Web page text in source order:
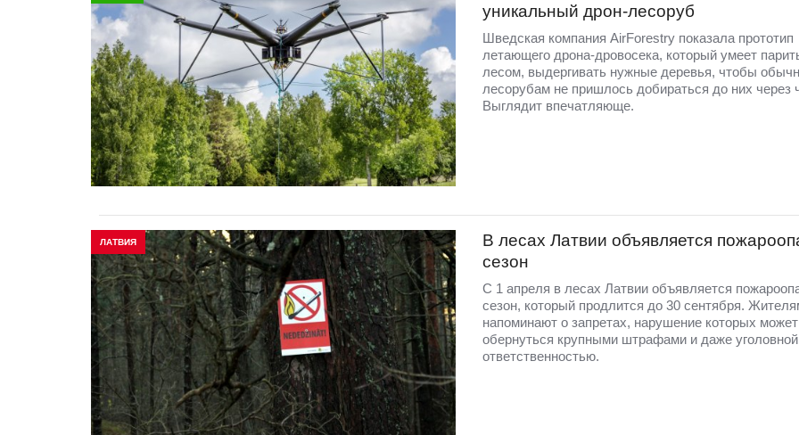
уникальный дрон-лесоруб
Шведская компания AirForestry показала прототип
летающего дрона-дровосека, который умеет
лесом, выдергивать нужные деревья, чтобы
лесорубам не пришлось добираться до них через
Выглядит впечатляюще.
ЛАТВИЯ
В лесах Латвии объявляется
сезон
С 1 апреля в лесах Латвии объявляется
сезон, который продлится до 30 сентября.
напоминают о запретах, нарушение которых может
обернуться крупными штрафами и даже уголовной
ответственностью.